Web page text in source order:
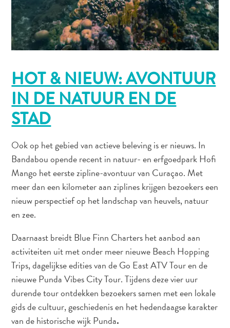
Curaçaose
cultuur
Foto's
The
Wave
Blogs
Nieuwste
Activiteiten
Duiken
Kindvriendelijk
Kultuur
Eten
Plan
Je
Trip
Wave
Updates
Nieuwste
Activiteiten
Duiken
Kindvriendelijk
HOT & NIEUW: AVONTUUR
IN DE NATUUR EN DE
STAD
Ook op het gebied van actieve beleving is er nieuws. In
Bandabou opende recent in natuur- en erfgoedpark Hofi
Mango het eerste zipline-avontuur van Curaçao. Met
meer dan een kilometer aan ziplines krijgen bezoekers een
nieuw perspectief op het landschap van heuvels, natuur
en zee.
Daarnaast breidt Blue Finn Charters het aanbod aan
activiteiten uit met onder meer nieuwe Beach Hopping
Trips, dagelijkse edities van de Go East ATV Tour en de
nieuwe Punda Vibes City Tour. Tijdens deze vier uur
durende tour ontdekken bezoekers samen met een lokale
gids de cultuur, geschiedenis en het hedendaagse karakter
van de historische wijk Punda.